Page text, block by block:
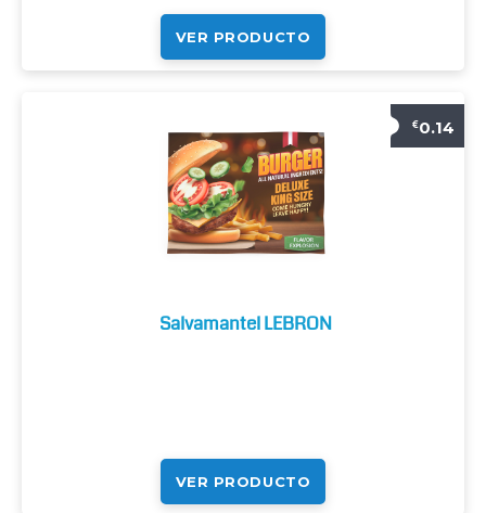
VER PRODUCTO
€0.14
Salvamantel LEBRON
VER PRODUCTO